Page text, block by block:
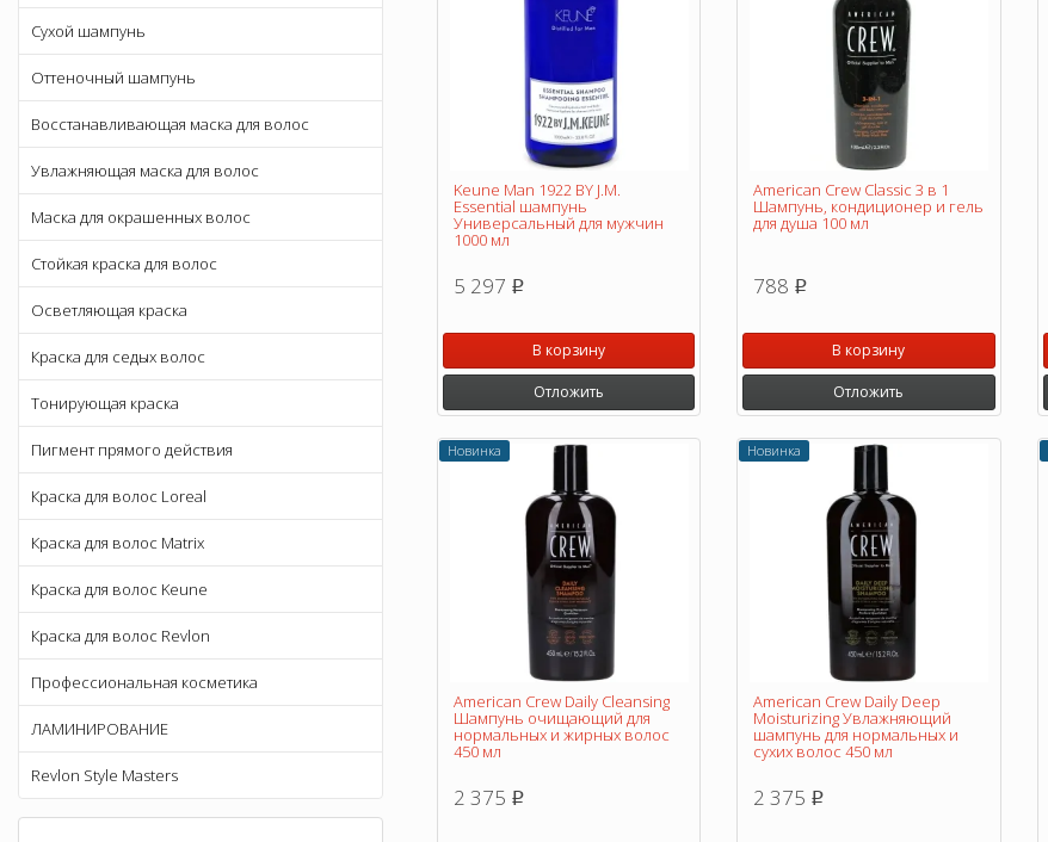
Сухой шампунь
Оттеночный шампунь
Восстанавливающая маска для волос
Увлажняющая маска для волос
Маска для окрашенных волос
Стойкая краска для волос
Осветляющая краска
Краска для седых волос
Тонирующая краска
Пигмент прямого действия
Краска для волос Loreal
Краска для волос Matrix
Краска для волос Keune
Краска для волос Revlon
Профессиональная косметика
ЛАМИНИРОВАНИЕ
Revlon Style Masters
Keune Man 1922 BY J.M.
Essential шампунь
Универсальный для мужчин
1000 мл
5 297 p
В корзину
Отложить
American Crew Classic 3 в 1
Шампунь, кондиционер и гель
для душа 100 мл
788 p
В корзину
Отложить
Новинка
American Crew Daily Cleansing
Шампунь очищающий для
нормальных и жирных волос
450 мл
2 375 p
Новинка
American Crew Daily Deep
Moisturizing Увлажняющий
шампунь для нормальных и
сухих волос 450 мл
2 375 p